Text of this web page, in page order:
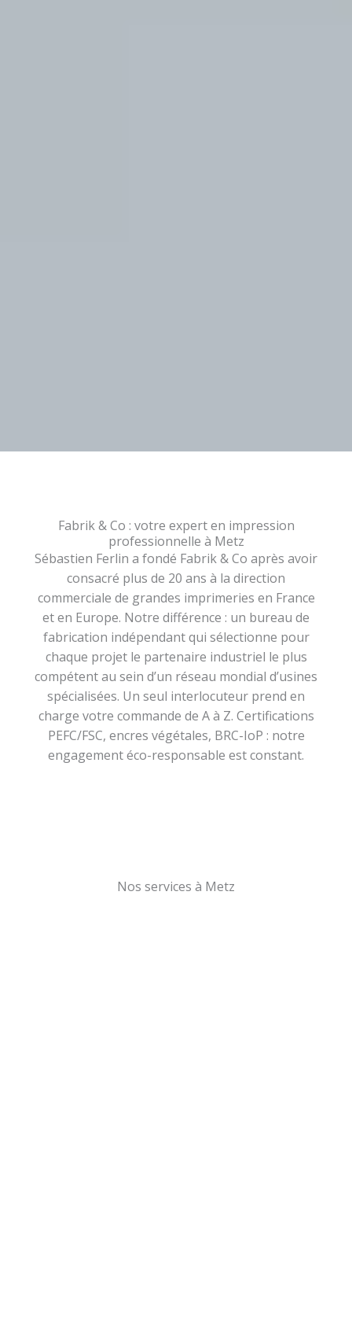
Fabrik & Co : votre expert en impression
professionnelle à Metz
Sébastien Ferlin a fondé Fabrik & Co après avoir
consacré plus de 20 ans à la direction
commerciale de grandes imprimeries en France
et en Europe. Notre différence : un bureau de
fabrication indépendant qui sélectionne pour
chaque projet le partenaire industriel le plus
compétent au sein d’un réseau mondial d’usines
spécialisées. Un seul interlocuteur prend en
charge votre commande de A à Z. Certifications
PEFC/FSC, encres végétales, BRC-IoP : notre
engagement éco-responsable est constant.
Nos services à Metz